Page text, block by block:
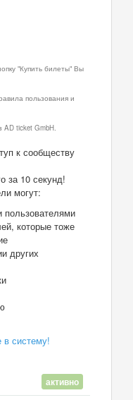
"Купить билеты" Вы
пользования и
ticket GmbH.
к сообществу
за 10 секунд!
могут:
пользователями
которые тоже
других
в систему!
активно